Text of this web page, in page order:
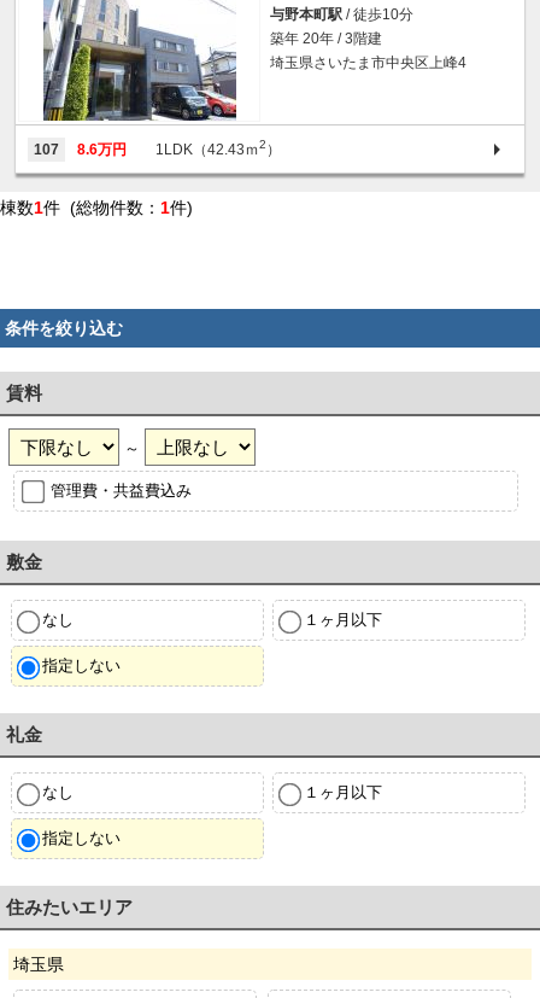
与野本町駅 / 徒歩10分
築年 20年 / 3階建
埼玉県さいたま市中央区上峰4
107 8.6万円 1LDK（42.43ｍ2 ）
棟数1件 (総物件数： 1件)
条件を絞り込む
賃料
～
管理費・共益費込み
敷金
なし １ヶ月以下
指定しない
礼金
なし １ヶ月以下
指定しない
住みたいエリア
埼玉県